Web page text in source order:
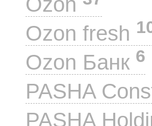
Ozon fresh
Ozon Банк 6
PASHA
PASHA